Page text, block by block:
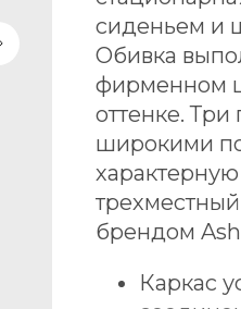
сиденьем и
Обивка
фирменном
оттенке.
широкими
брендом
Каркас